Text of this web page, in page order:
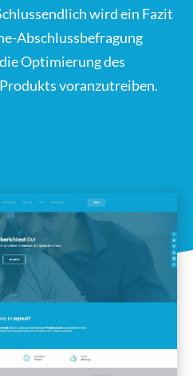
wird ein Fazit
Abschlussbefragung
Optimierung des
voranzutreiben.